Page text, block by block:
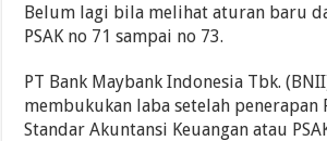
Belum lagi bila melihat aturan baru
PSAK no 71 sampai no 73.
PT Bank Maybank Indonesia Tbk.
membukukan laba setelah penerapan
Standar Akuntansi Keuangan atau